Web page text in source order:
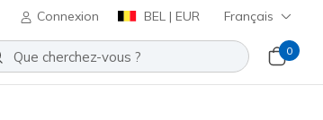
Connexion BEL | EUR Français
0